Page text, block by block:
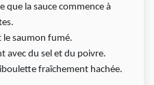
que la sauce commence à
le saumon fumé.
avec du sel et du poivre.
fraîchement hachée.